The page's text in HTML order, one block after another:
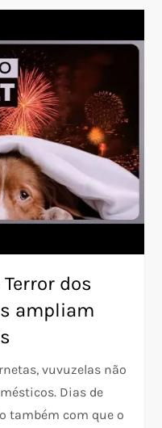
dos
ampliam
vuvuzelas não
Dias de
também com que o